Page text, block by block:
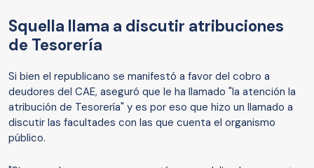
Squella llama a discutir atribuciones
de Tesorería
Si bien el republicano se manifestó a favor del cobro a
deudores del CAE, aseguró que le ha llamado "la atención la
atribución de Tesorería" y es por eso que hizo un llamado a
discutir las facultades con las que cuenta el organismo
público.